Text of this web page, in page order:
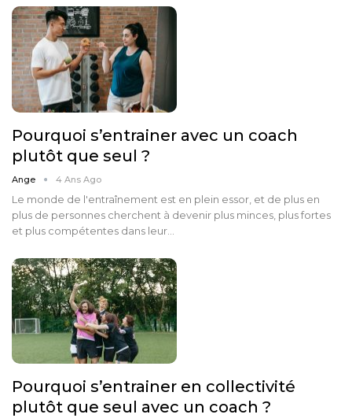
Pourquoi s’entrainer avec un coach
plutôt que seul ?
Ange 4 Ans Ago
Le monde de l'entraînement est en plein essor, et de plus en
plus de personnes cherchent à devenir plus minces, plus fortes
et plus compétentes dans leur…
Pourquoi s’entrainer en collectivité
plutôt que seul avec un coach ?